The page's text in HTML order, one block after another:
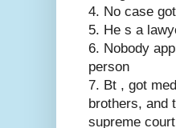
4. No case
5. He s a
6. Nobody
person
7. Bt , got
brothers, and
supreme court